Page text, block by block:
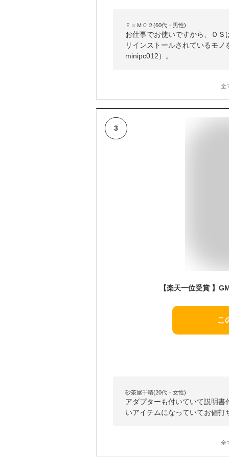
Ｅ＝ＭＣ２(60代・男性)
お仕事でお使いですから、Ｏ
リインストールされているモ
minipc012）。
全
3
こ
砂茶屋千晴(20代・女性)
アダプターも付いていて説明
いアイテムになっていてお値打
全